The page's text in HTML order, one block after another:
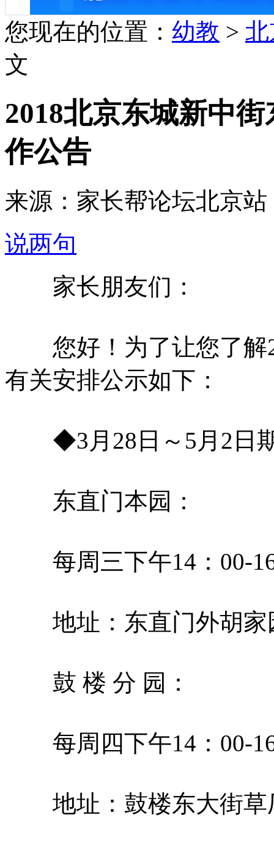
您现在的位置： 幼教 >
文
2018北京东城新中
作公告
来源：家长帮论坛北京站
说两句
家长朋友们：
您好！为了让您了解
有关安排公示如下：
◆3月28日～5月2日期
东直门本园：
每周三下午14：00-
地址：东直门外胡家
鼓 楼 分 园：
每周四下午14：00-
地址：鼓楼东大街草